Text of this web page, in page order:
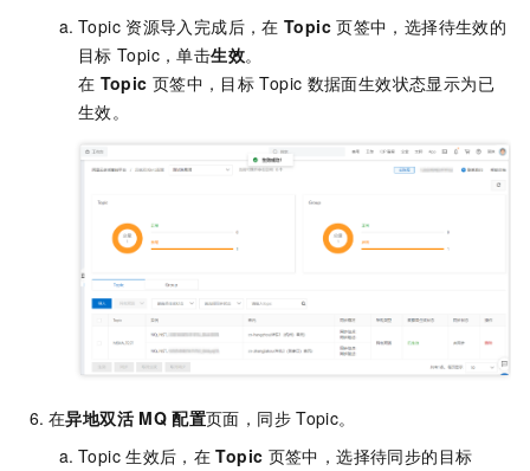
Topic 资源导入完成后，在 Topic 页签中，选择待生效的
目标 Topic，单击生效。
在 Topic 页签中，目标 Topic 数据面生效状态显示为已
生效。
在异地双活 MQ 配置页面，同步 Topic。
Topic 生效后，在 Topic 页签中，选择待同步的目标